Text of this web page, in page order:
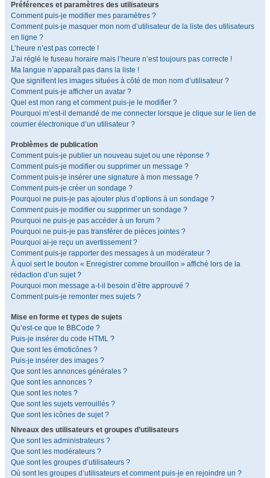
Préférences et paramètres des utilisateurs
Comment puis-je modifier mes paramètres ?
Comment puis-je masquer mon nom d’utilisateur de la liste des utilisateurs
en ligne ?
L’heure n’est pas correcte !
J’ai réglé le fuseau horaire mais l’heure n’est toujours pas correcte !
Ma langue n’apparaît pas dans la liste !
Que signifient les images situées à côté de mon nom d’utilisateur ?
Comment puis-je afficher un avatar ?
Quel est mon rang et comment puis-je le modifier ?
Pourquoi m’est-il demandé de me connecter lorsque je clique sur le lien de
courrier électronique d’un utilisateur ?
Problèmes de publication
Comment puis-je publier un nouveau sujet ou une réponse ?
Comment puis-je modifier ou supprimer un message ?
Comment puis-je insérer une signature à mon message ?
Comment puis-je créer un sondage ?
Pourquoi ne puis-je pas ajouter plus d’options à un sondage ?
Comment puis-je modifier ou supprimer un sondage ?
Pourquoi ne puis-je pas accéder à un forum ?
Pourquoi ne puis-je pas transférer de pièces jointes ?
Pourquoi ai-je reçu un avertissement ?
Comment puis-je rapporter des messages à un modérateur ?
À quoi sert le bouton « Enregistrer comme brouillon » affiché lors de la
rédaction d’un sujet ?
Pourquoi mon message a-t-il besoin d’être approuvé ?
Comment puis-je remonter mes sujets ?
Mise en forme et types de sujets
Qu’est-ce que le BBCode ?
Puis-je insérer du code HTML ?
Que sont les émoticônes ?
Puis-je insérer des images ?
Que sont les annonces générales ?
Que sont les annonces ?
Que sont les notes ?
Que sont les sujets verrouillés ?
Que sont les icônes de sujet ?
Niveaux des utilisateurs et groupes d’utilisateurs
Que sont les administrateurs ?
Que sont les modérateurs ?
Que sont les groupes d’utilisateurs ?
Où sont les groupes d’utilisateurs et comment puis-je en rejoindre un ?